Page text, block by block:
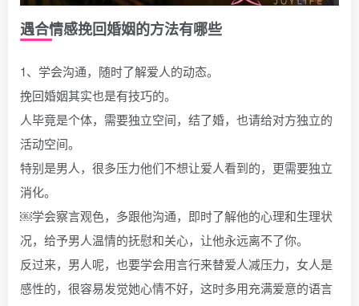
遇合情感挽回婚姻的方法有哪些
1、学会沟通，随时了解爱人的动态。
挽回婚姻其实也是有技巧的。
人毕竟是个体，需要独立空间，结了婚，也请给对方独立的
活动空间。
特别是男人，很多压力他们不想让爱人看到的，更需要独立
消化。
￼学会察言观色，多跟他沟通，即时了解他的心理和生理状
况，给予男人温情的抚慰和关心，让他永远离不了你。
反过来，男人呢，也要学会用言行来替爱人减压力，女人是
感性的，很容易发觉她心情不好，这时多用充满爱意的语言